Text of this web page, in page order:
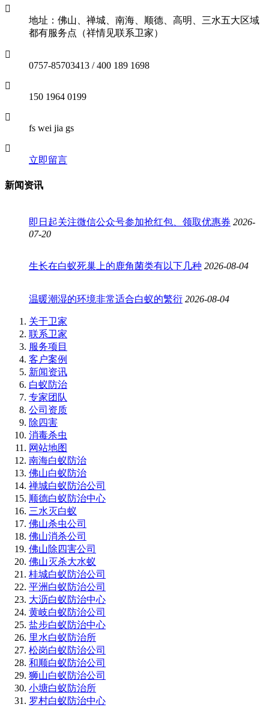
地址：佛山、禅城、南海、顺德、高明、三水五大区域
都有服务点（祥情见联系卫家）
0757-85703413 / 400 189 1698
150 1964 0199
fs wei jia gs
立即留言
新闻资讯
即日起关注微信公众号参加抢红包、领取优惠券 2026-
07-20
生长在白蚁死巢上的鹿角菌类有以下几种 2026-08-04
温暖潮湿的环境非常适合白蚁的繁衍 2026-08-04
关于卫家
联系卫家
服务项目
客户案例
新闻资讯
白蚁防治
专家团队
公司资质
除四害
消毒杀虫
网站地图
南海白蚁防治
佛山白蚁防治
禅城白蚁防治公司
顺德白蚁防治中心
三水灭白蚁
佛山杀虫公司
佛山消杀公司
佛山除四害公司
佛山灭杀大水蚁
桂城白蚁防治公司
平洲白蚁防治公司
大沥白蚁防治中心
黄岐白蚁防治公司
盐步白蚁防治中心
里水白蚁防治所
松岗白蚁防治公司
和顺白蚁防治公司
狮山白蚁防治公司
小塘白蚁防治所
罗村白蚁防治中心